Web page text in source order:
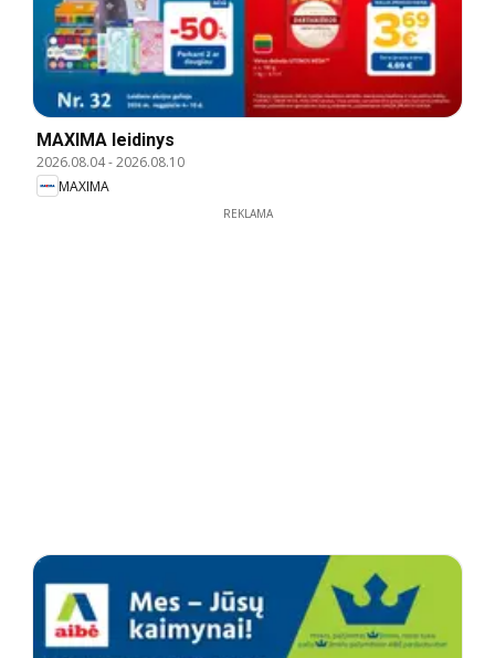
MAXIMA leidinys
2026.08.04-2026.08.10
MAXIMA
REKLAMA